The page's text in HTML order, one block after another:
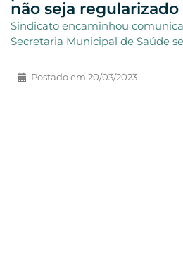
não seja regularizado
Sindicato encaminhou
Secretaria Municipal de Saúde
Postado em 20/03/2023